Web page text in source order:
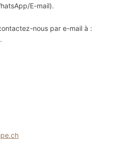
E-mail).
nous par e-mail à :
.